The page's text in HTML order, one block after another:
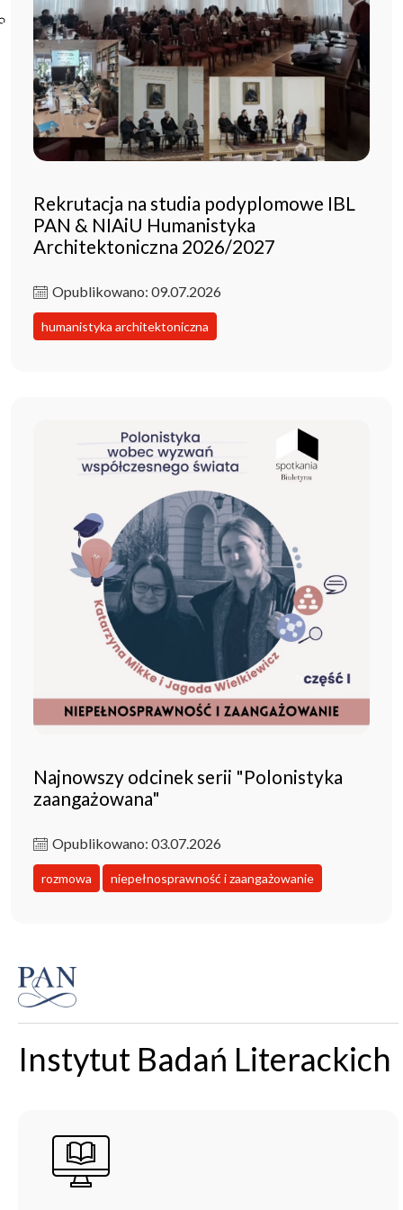
Poczta ibl.waw.pl
Kontakt
Rekrutacja na studia podyplomowe IBL
PAN & NIAiU Humanistyka
Architektoniczna 2026/2027
Opublikowano: 09.07.2026
humanistyka architektoniczna
Najnowszy odcinek serii "Polonistyka
zaangażowana"
Opublikowano: 03.07.2026
rozmowa niepełnosprawność i zaangażowanie
Instytut Badań Literackich